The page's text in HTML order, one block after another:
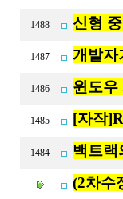
1488 신형
1487 개발자
1486 윈도우
1485 [자작
1484 백트랙
(2차수